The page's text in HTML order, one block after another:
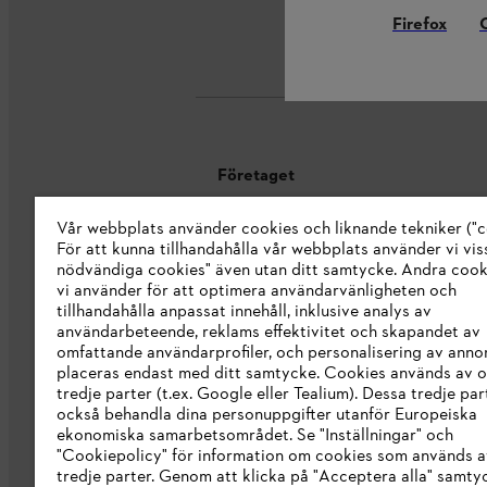
Företaget
Om oss
STIHL Integrity Line
STIHL varumärkesbutik
Tillgänglighetsredogörelse
Firefox
Vår webbplats använder cookies och liknande tekniker
För att kunna tillhandahålla vår webbplats använder vi
nödvändiga cookies" även utan ditt samtycke. Andra
vi använder för att optimera användarvänligheten och
tillhandahålla anpassat innehåll, inklusive analys av
användarbeteende, reklams effektivitet och skapandet av
omfattande användarprofiler, och personalisering av
placeras endast med ditt samtycke. Cookies används av
tredje parter (t.ex. Google eller Tealium). Dessa tredje
också behandla dina personuppgifter utanför Europeiska
ekonomiska samarbetsområdet. Se "Inställningar" och
"Cookiepolicy" för information om cookies som används
tredje parter. Genom att klicka på "Acceptera alla"